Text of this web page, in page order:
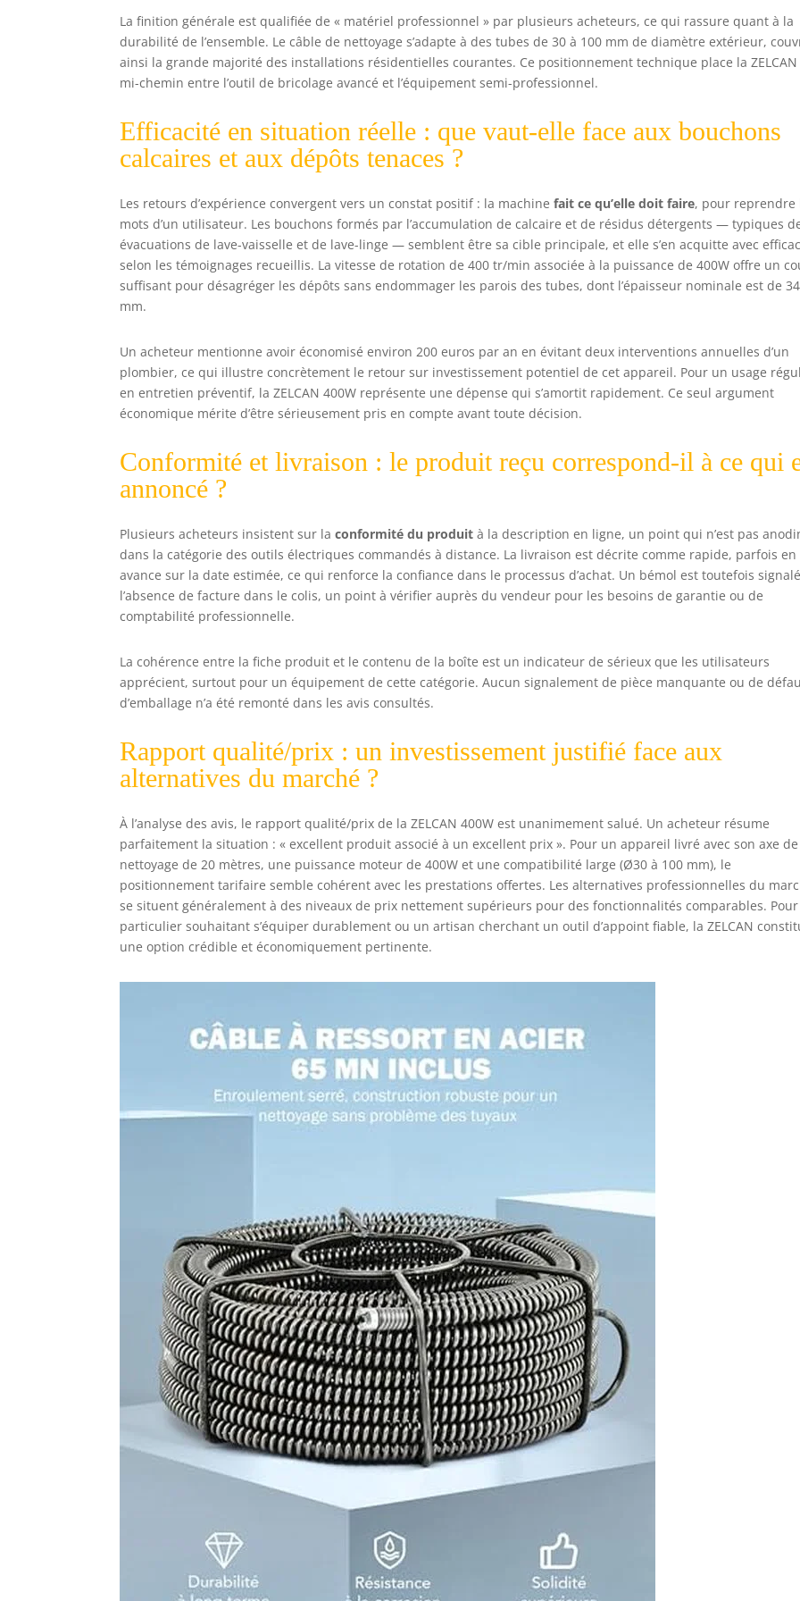
La finition générale est qualifiée de « matériel professionnel » par plusieurs acheteurs, ce qui rassure quant à la
durabilité de l’ensemble. Le câble de nettoyage s’adapte à des tubes de 30 à 100 mm de diamètre extérieur,
ainsi la grande majorité des installations résidentielles courantes. Ce positionnement technique place la ZELCAN
mi-chemin entre l’outil de bricolage avancé et l’équipement semi-professionnel.
Efficacité en situation réelle : que vaut-elle face aux bouchons
calcaires et aux dépôts tenaces ?
Les retours d’expérience convergent vers un constat positif : la machinefait ce qu’elle doit faire, pour reprendre
mots d’un utilisateur. Les bouchons formés par l’accumulation de calcaire et de résidus détergents — typiques
évacuations de lave-vaisselle et de lave-linge — semblent être sa cible principale, et elle s’en acquitte avec
selon les témoignages recueillis. La vitesse de rotation de 400 tr/min associée à la puissance de 400W offre un
suffisant pour désagréger les dépôts sans endommager les parois des tubes, dont l’épaisseur nominale est de 34
mm.
Un acheteur mentionne avoir économisé environ 200 euros par an en évitant deux interventions annuelles d’un
plombier, ce qui illustre concrètement le retour sur investissement potentiel de cet appareil. Pour un usage
en entretien préventif, la ZELCAN 400W représente une dépense qui s’amortit rapidement. Ce seul argument
économique mérite d’être sérieusement pris en compte avant toute décision.
Conformité et livraison : le produit reçu correspond-il à ce qui
annoncé ?
Plusieurs acheteurs insistent sur laconformité du produit à la description en ligne, un point qui n’est pas
dans la catégorie des outils électriques commandés à distance. La livraison est décrite comme rapide, parfois en
avance sur la date estimée, ce qui renforce la confiance dans le processus d’achat. Un bémol est toutefois
l’absence de facture dans le colis, un point à vérifier auprès du vendeur pour les besoins de garantie ou de
comptabilité professionnelle.
La cohérence entre la fiche produit et le contenu de la boîte est un indicateur de sérieux que les utilisateurs
apprécient, surtout pour un équipement de cette catégorie. Aucun signalement de pièce manquante ou de
d’emballage n’a été remonté dans les avis consultés.
Rapport qualité/prix : un investissement justifié face aux
alternatives du marché ?
À l’analyse des avis, le rapport qualité/prix de la ZELCAN 400W est unanimement salué. Un acheteur résume
parfaitement la situation : « excellent produit associé à un excellent prix ». Pour un appareil livré avec son axe de
nettoyage de 20 mètres, une puissance moteur de 400W et une compatibilité large (Ø30 à 100 mm), le
positionnement tarifaire semble cohérent avec les prestations offertes. Les alternatives professionnelles du
se situent généralement à des niveaux de prix nettement supérieurs pour des fonctionnalités comparables.
particulier souhaitant s’équiper durablement ou un artisan cherchant un outil d’appoint fiable, la ZELCAN
une option crédible et économiquement pertinente.